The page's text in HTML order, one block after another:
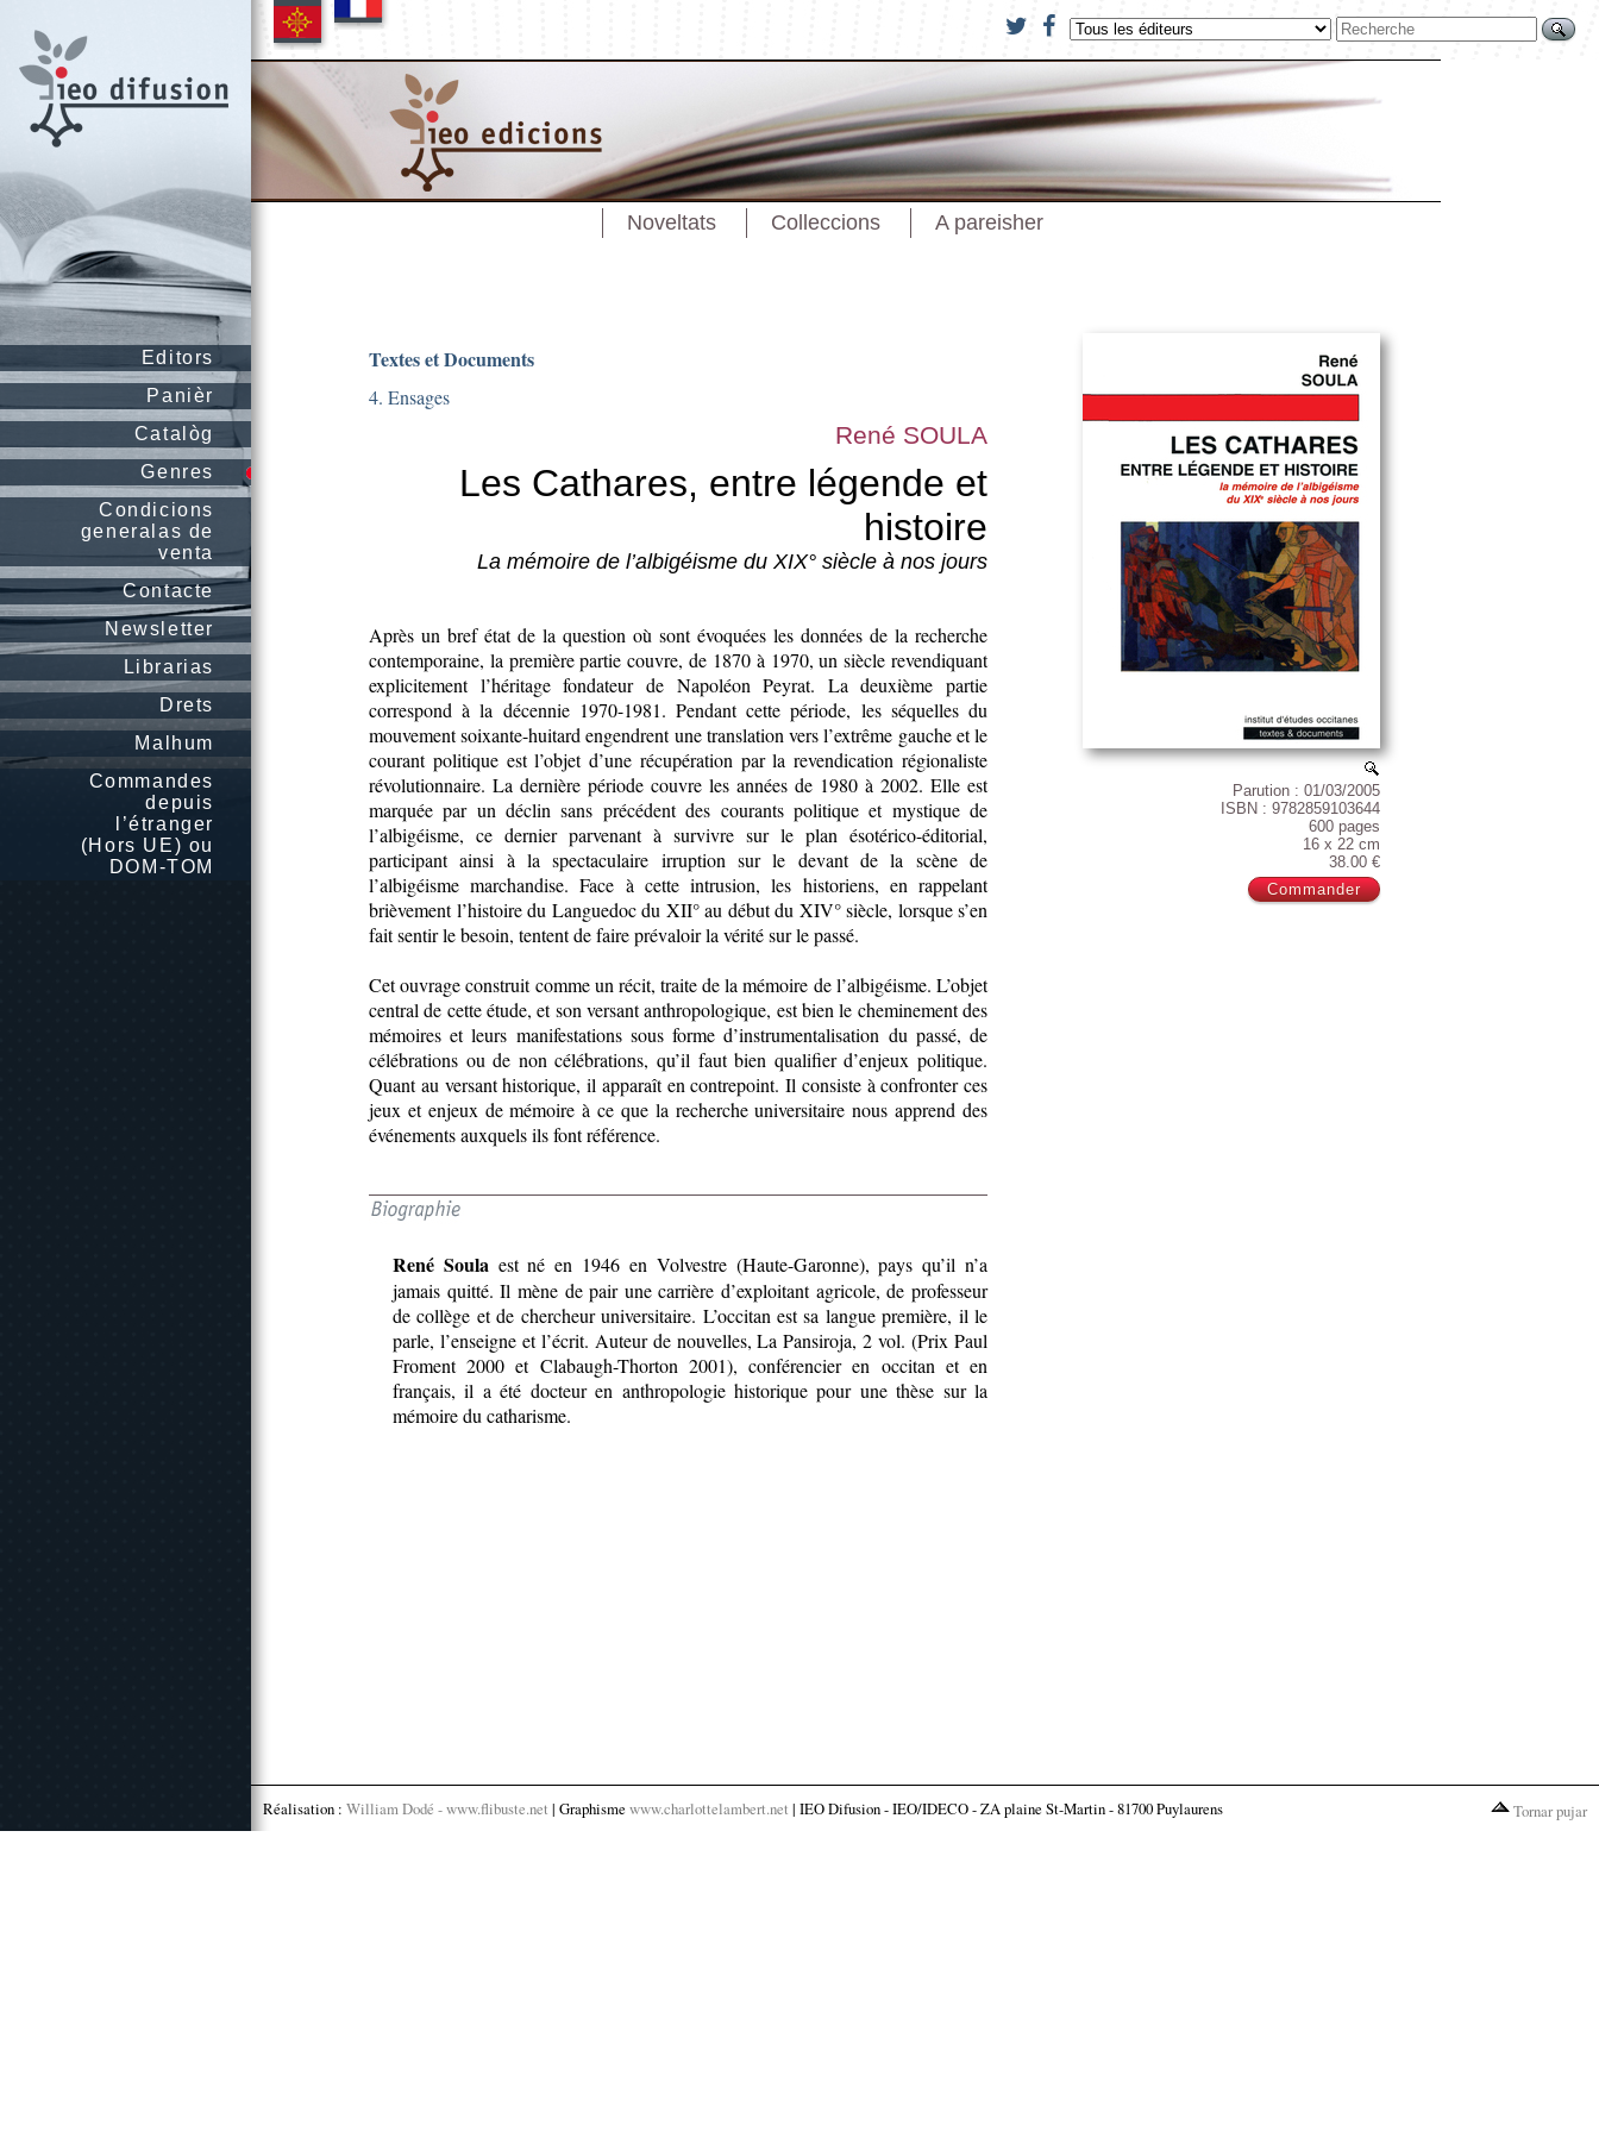
Editors
Panièr
Catalòg
Genres
Condicions
generalas de
venta
Contacte
Newsletter
Librarias
Drets
Malhum
Commandes
depuis
l’étranger
(Hors UE) ou
DOM-TOM
Noveltats Colleccions A pareisher
Parution : 01/03/2005
ISBN : 9782859103644
600 pages
16 x 22 cm
38.00 €
Textes et Documents
4. Ensages
René SOULA
Les Cathares, entre légende et
histoire
La mémoire de l’albigéisme du XIX° siècle à nos jours
Après un bref état de la question où sont évoquées les données de la recherche
contemporaine, la première partie couvre, de 1870 à 1970, un siècle revendiquant
explicitement l’héritage fondateur de Napoléon Peyrat. La deuxième partie
correspond à la décennie 1970-1981. Pendant cette période, les séquelles du
mouvement soixante-huitard engendrent une translation vers l’extrême gauche et le
courant politique est l’objet d’une récupération par la revendication régionaliste
révolutionnaire. La dernière période couvre les années de 1980 à 2002. Elle est
marquée par un déclin sans précédent des courants politique et mystique de
l’albigéisme, ce dernier parvenant à survivre sur le plan ésotérico-éditorial,
participant ainsi à la spectaculaire irruption sur le devant de la scène de
l’albigéisme marchandise. Face à cette intrusion, les historiens, en rappelant
brièvement l’histoire du Languedoc du XII° au début du XIV° siècle, lorsque s’en
fait sentir le besoin, tentent de faire prévaloir la vérité sur le passé.
Cet ouvrage construit comme un récit, traite de la mémoire de l’albigéisme. L’objet
central de cette étude, et son versant anthropologique, est bien le cheminement des
mémoires et leurs manifestations sous forme d’instrumentalisation du passé, de
célébrations ou de non célébrations, qu’il faut bien qualifier d’enjeux politique.
Quant au versant historique, il apparaît en contrepoint. Il consiste à confronter ces
jeux et enjeux de mémoire à ce que la recherche universitaire nous apprend des
événements auxquels ils font référence.
René Soula est né en 1946 en Volvestre (Haute-Garonne), pays qu’il n’a
jamais quitté. Il mène de pair une carrière d’exploitant agricole, de professeur
de collège et de chercheur universitaire. L’occitan est sa langue première, il le
parle, l’enseigne et l’écrit. Auteur de nouvelles, La Pansiroja, 2 vol. (Prix Paul
Froment 2000 et Clabaugh-Thorton 2001), conférencier en occitan et en
français, il a été docteur en anthropologie historique pour une thèse sur la
mémoire du catharisme.
Réalisation : William Dodé - www.flibuste.net | Graphisme www.charlottelambert.net | IEO Difusion - IEO/IDECO - ZA plaine St-Martin - 81700 Puylaurens Tornar pujar